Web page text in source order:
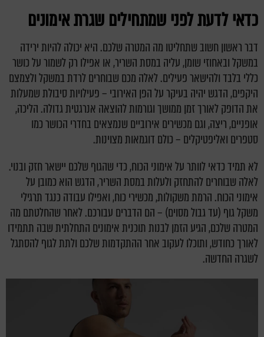
כדאי לדעת לפני שמתחילים שגרת אימונים
דבר ראשון חשוב שתחליטו מה המטרה שלכם. היא יכולה להיות ירידה
במשקל ובאחוזי שומן, עליה במסת השריר, או אפילו רק לשמור על כושר
כללי בלבד ולהישאר פעילים. לאלה מכם שבוחרים לרדת במשקל ולצמצם
היקפים, הדגש יהיה בעיקר על הפן האירובי – פעילויות סיבולת שמעלות
את הדופק לאורך זמן ממושך וגורמות להוצאה אנרגטית גדולה. הליכה,
אופניים, ריצה, וגם מכשירים אירוביים שנמצאים בחדרי הכושר כמו
סטפרים ואליפטיקלים – כולם דוגמאות מצוינות.
לא תמיד כדאי לוותר על אימוני הכוח, כדי שהגוף שלכם יישאר חזק ובנוי.
לאלה שבוחרים להתחזק ולעלות במסת השריר, הדגש הוא כמובן על
אימוני הכוח. הרמת משקולות, מכשירי כוח, ואפילו עבודה כנגד תרגילי
משקל גוף (עד גבול מסוים) – הם הדברים עבורכם. לאחר שהחלטתם מה
המטרה שלכם, הגיע הזמן לבנות תוכנית אימונים התחלתית שבה תתמידו
לאורך כחודש, ותוכלו לעקוב אחר ההתקדמות שלכם ולתת לגוף להסתגל
לשגרה החדשה.